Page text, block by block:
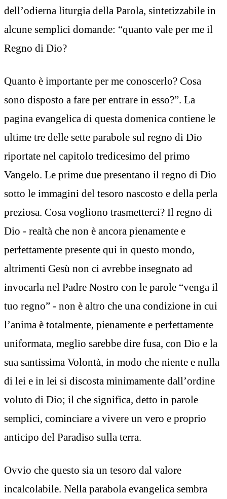
dell’odierna liturgia della Parola, sintetizzabile in
alcune semplici domande: “quanto vale per me il
Regno di Dio?
Quanto è importante per me conoscerlo? Cosa
sono disposto a fare per entrare in esso?”. La
pagina evangelica di questa domenica contiene le
ultime tre delle sette parabole sul regno di Dio
riportate nel capitolo tredicesimo del primo
Vangelo. Le prime due presentano il regno di Dio
sotto le immagini del tesoro nascosto e della perla
preziosa. Cosa vogliono trasmetterci? Il regno di
Dio - realtà che non è ancora pienamente e
perfettamente presente qui in questo mondo,
altrimenti Gesù non ci avrebbe insegnato ad
invocarla nel Padre Nostro con le parole “venga il
tuo regno” - non è altro che una condizione in cui
l’anima è totalmente, pienamente e perfettamente
uniformata, meglio sarebbe dire fusa, con Dio e la
sua santissima Volontà, in modo che niente e nulla
di lei e in lei si discosta minimamente dall’ordine
voluto di Dio; il che significa, detto in parole
semplici, cominciare a vivere un vero e proprio
anticipo del Paradiso sulla terra.
Ovvio che questo sia un tesoro dal valore
incalcolabile. Nella parabola evangelica sembra